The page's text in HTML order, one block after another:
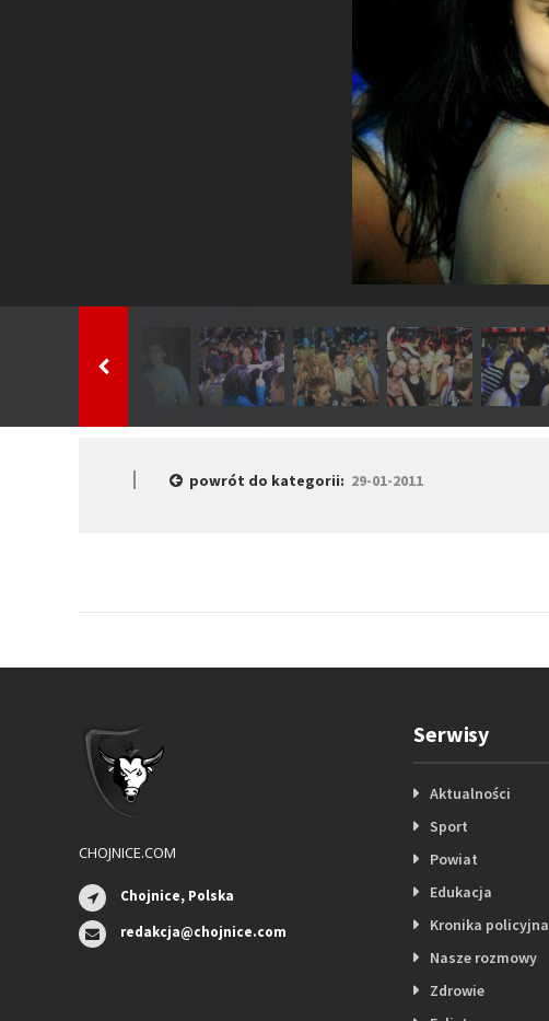
powrót do kategorii: 29-01-2011
CHOJNICE.COM
Chojnice, Polska
redakcja@chojnice.com
Serwisy
Aktualności
Sport
Powiat
Edukacja
Kronika policyjna
Nasze rozmowy
Zdrowie